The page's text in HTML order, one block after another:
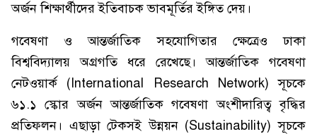
অর্জন শিক্ষার্থীদের ইতিবাচক ভাবমূর্তির ইঙ্গিত দেয়।
গবেষণা ও আন্তর্জাতিক সহযোগিতার ক্ষেত্রেও ঢাকা
বিশ্ববিদ্যালয় অগ্রগতি ধরে রেখেছে। আন্তর্জাতিক গবেষণা
নেটওয়ার্ক (International Research Network) সূচকে
৬১.১ স্কোর অর্জন আন্তর্জাতিক গবেষণা অংশীদারিত্ব বৃদ্ধির
প্রতিফলন। এছাড়া টেকসই উন্নয়ন (Sustainability) সূচকে